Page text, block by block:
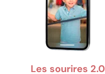
Les sourires 2.0